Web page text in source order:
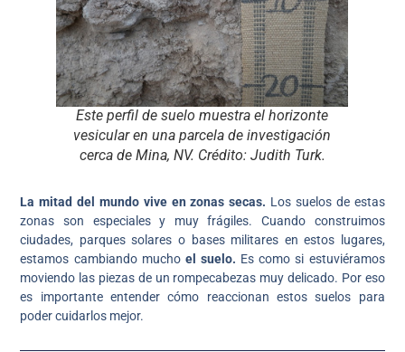
Este perfil de suelo muestra el horizonte
vesicular en una parcela de investigación
cerca de Mina, NV. Crédito: Judith Turk.
La mitad del mundo vive en zonas secas. Los suelos de estas
zonas son especiales y muy frágiles. Cuando construimos
ciudades, parques solares o bases militares en estos lugares,
estamos cambiando muchoel suelo. Es como si estuviéramos
moviendo las piezas de un rompecabezas muy delicado. Por eso
es importante entender cómo reaccionan estos suelos para
poder cuidarlos mejor.